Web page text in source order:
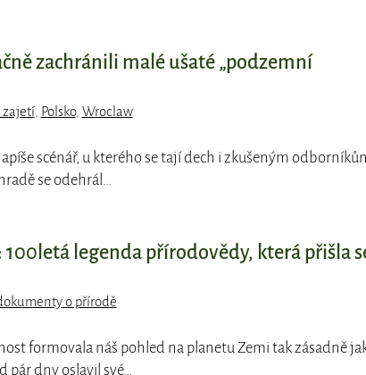
zachránili malé ušaté „podzemní
zajetí, Polsko, Wroclaw
scénář, u kterého se tají dech i zkušeným
se odehrál…
legenda přírodovědy, která přišla
o přírodě
formovala náš pohled na planetu Zemi tak zásadně
pár dny oslavil své…